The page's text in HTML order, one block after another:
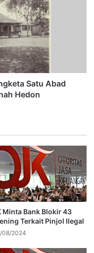
Satu Abad
Hedon
Minta Bank Blokir 43
Terkait Pinjol Ilegal
08/2024